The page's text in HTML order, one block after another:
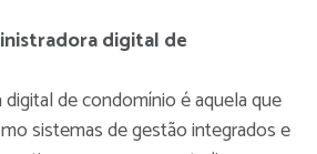
digital de
de condomínio é aquela que
sistemas de gestão integrados e